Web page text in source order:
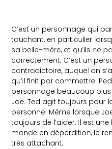
C’est un personnage qui
touchant, en particulier
sa belle-mère, et qu’ils ne
correctement. C’est un
contradictoire, auquel on
qu’il finit par commettre.
personnage beaucoup
Joe. Ted agit toujours pour
personne. Même lorsque
toujours de l’aider. Il est
monde en déperdition, le
très attachant.